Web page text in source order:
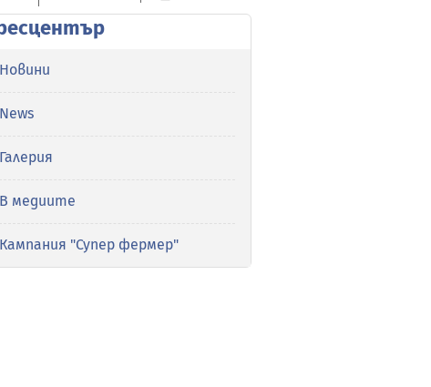
Новини
News
Галерия
В медиите
Кампания "Супер фермер"